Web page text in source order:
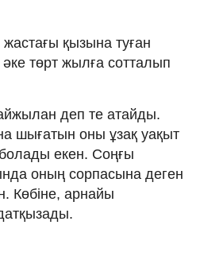
жастағы қызына туған
әке төрт жылға сотталып
деп те атайды.
шығатын оны ұзақ уақыт
екен. Соңғы
оның сорпасына деген
Көбіне, арнайы